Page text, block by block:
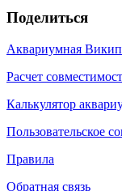
Поделиться
Аквариумная
Расчет
Калькулятор
Пользовательское
Правила
Обратная связь